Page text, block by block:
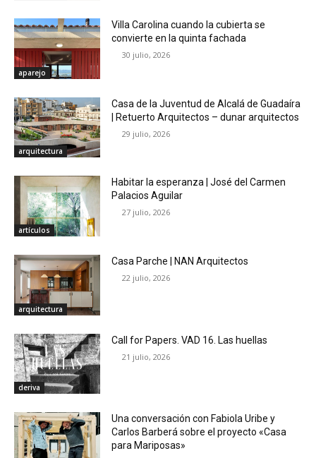
aparejo
Villa Carolina cuando la cubierta se
convierte en la quinta fachada
30 julio, 2026
arquitectura
Casa de la Juventud de Alcalá de Guadaíra
| Retuerto Arquitectos – dunar arquitectos
29 julio, 2026
artículos
Habitar la esperanza | José del Carmen
Palacios Aguilar
27 julio, 2026
arquitectura
Casa Parche | NAN Arquitectos
22 julio, 2026
deriva
Call for Papers. VAD 16. Las huellas
21 julio, 2026
Una conversación con Fabiola Uribe y
Carlos Barberá sobre el proyecto «Casa
para Mariposas»